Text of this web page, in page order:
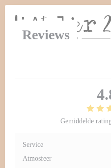
Cookies beheer paneel
Reviews
Gemiddelde
Service
Atmosfeer